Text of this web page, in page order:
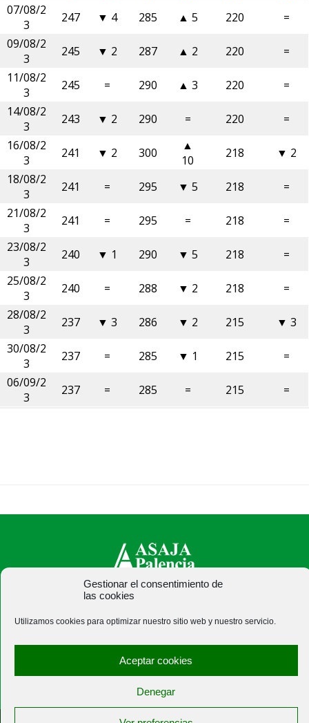
Gestionar el consentimiento de
las cookies
Utilizamos cookies para optimizar nuestro sitio web y nuestro servicio.
Aceptar cookies
Denegar
07/08/2
3
247 ▼ 4 285 ▲ 5 220
=
09/08/2
3
245 ▼ 2 287 ▲ 2 220
=
11/08/2
3
245 = 290 ▲ 3 220
=
14/08/2
3
243 ▼ 2 290 = 220
=
16/08/2
3
241 ▼ 2 300
▲
10
218
▼ 2
18/08/2
3
241 = 295 ▼ 5 218
=
21/08/2
3
241 = 295 = 218
=
23/08/2
3
240 ▼ 1 290 ▼ 5 218
=
25/08/2
3
240 = 288 ▼ 2 218
=
28/08/2
3
237 ▼ 3 286 ▼ 2 215
▼ 3
30/08/2
3
237 = 285 ▼ 1 215
=
06/09/2
3
237 = 285 = 215 =
ASAJA Palencia - Jóvenes Agricultores
C/ Felipe Prieto, 8. Pza. Bigar Centro - 34001 Palencia -
asajapalencia@asajapalencia.com